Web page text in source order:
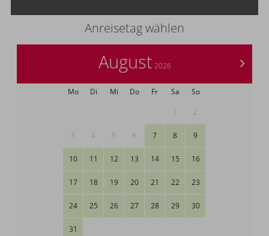
Anreisetag wählen
>
August 2026
Mo Di Mi Do Fr Sa
So
1
2
3 4 5 6 7 8 9
10 11 12 13 14 15 16
17 18 19 20 21 22 23
24 25 26 27 28 29 30
31